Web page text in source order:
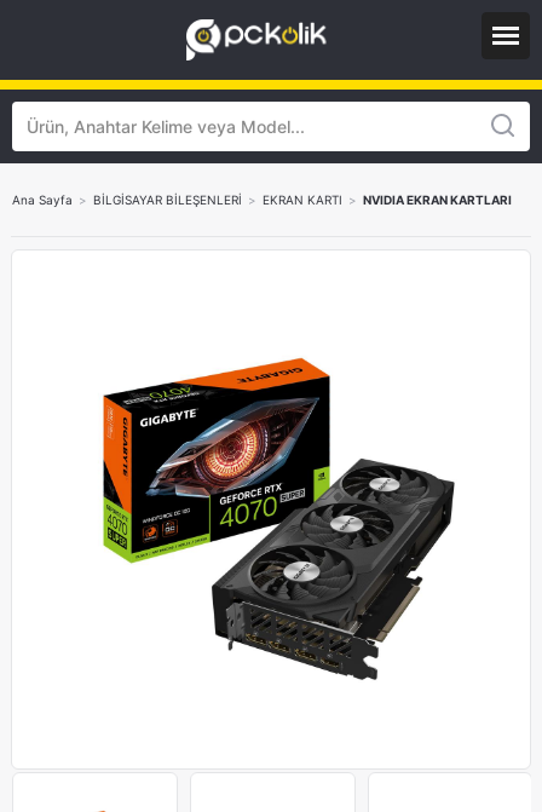
Ana Sayfa > BİLGİSAYAR BİLEŞENLERİ > EKRAN KARTI > NVIDIA EKRAN KARTLARI